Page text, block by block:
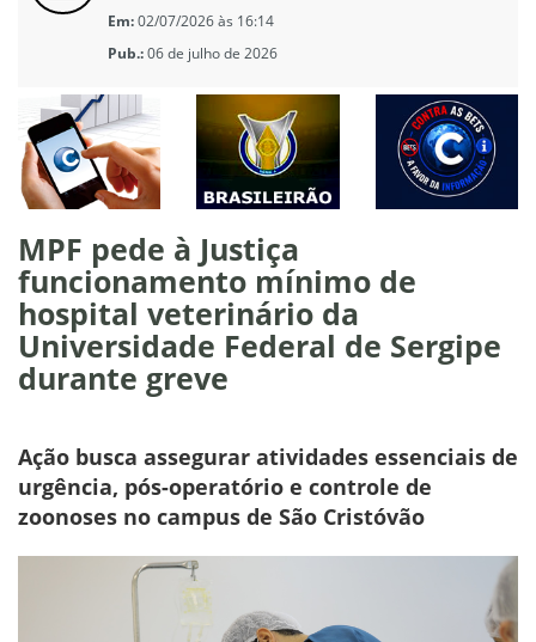
Em:02/07/2026 às 16:14
Pub.:06 de julho de 2026
MPF pede à Justiça
funcionamento mínimo de
hospital veterinário da
Universidade Federal de Sergipe
durante greve
Ação busca assegurar atividades essenciais de
urgência, pós-operatório e controle de
zoonoses no campus de São Cristóvão